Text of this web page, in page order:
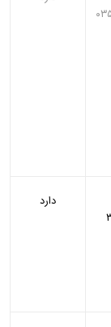
(۰۳۵
دارد